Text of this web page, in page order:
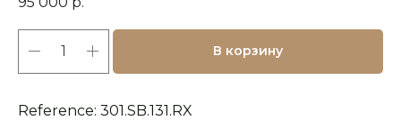
В корзину
Reference: 301.SB.131.RX